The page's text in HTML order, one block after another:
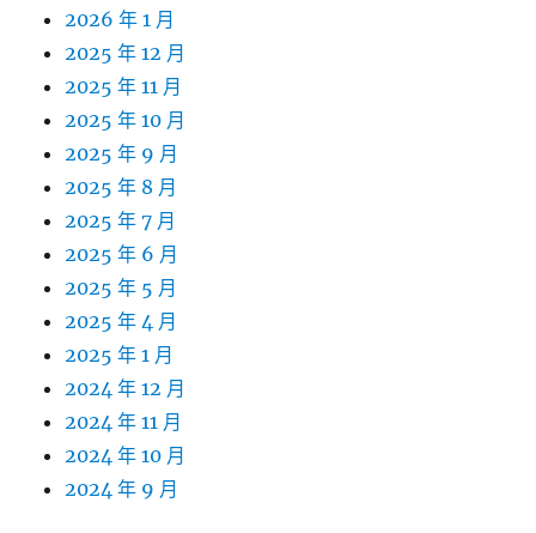
2026 年 1 月
2025 年 12 月
2025 年 11 月
2025 年 10 月
2025 年 9 月
2025 年 8 月
2025 年 7 月
2025 年 6 月
2025 年 5 月
2025 年 4 月
2025 年 1 月
2024 年 12 月
2024 年 11 月
2024 年 10 月
2024 年 9 月